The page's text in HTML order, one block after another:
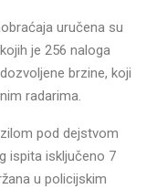
uručena su
je 256 naloga
brzine, koji
radarima.
pod dejstvom
ispita isključeno 7
u policijskim